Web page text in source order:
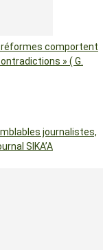
réformes comportent
» ( G.
journalistes,
SIKA’A